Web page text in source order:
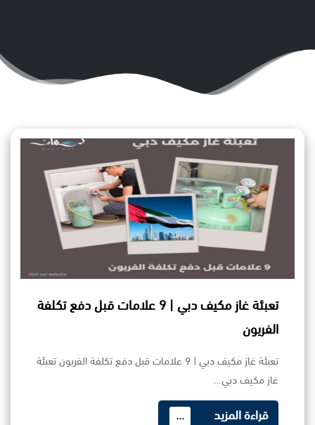
تعبئة غاز مكيف دبي | 9 علامات قبل دفع تكلفة
الفريون
تعبئة غاز مكيف دبي | 9 علامات قبل دفع تكلفة الفريون تعبئة
غاز مكيف دبي…
قراءة المزيد ...